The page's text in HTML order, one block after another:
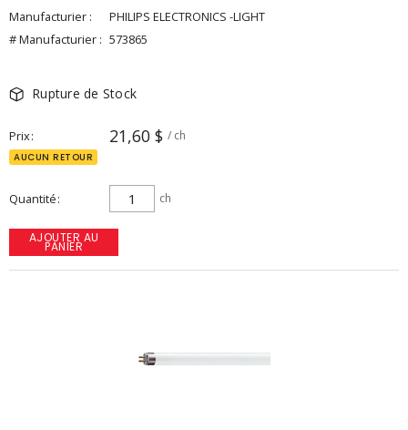
Manufacturier :
PHILIPS ELECTRONICS -LIGHT
# Manufacturier : 573865
Rupture de Stock
Prix 21,60 $ / ch
AUCUN RETOUR
Quantité ch
AJOUTER AU
PANIER